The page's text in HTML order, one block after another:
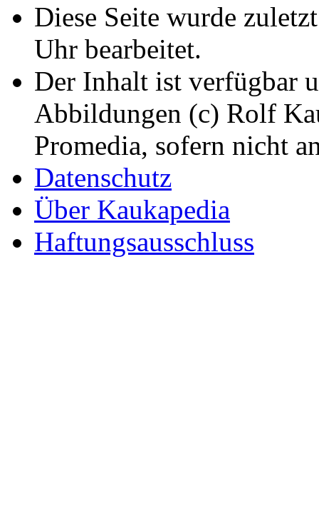
Diese Seite wurde
Uhr bearbeitet.
Der Inhalt ist verfügbar
Abbildungen (c) Rolf
Promedia, sofern nicht
Datenschutz
Über Kaukapedia
Haftungsausschluss